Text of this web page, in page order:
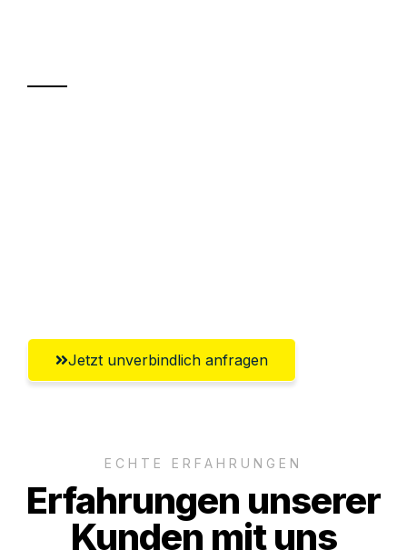
Jetzt unverbindlich anfragen
ECHTE ERFAHRUNGEN
Erfahrungen unserer
Kunden mit uns